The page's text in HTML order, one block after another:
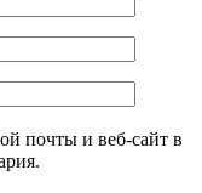
почты и веб-сайт в